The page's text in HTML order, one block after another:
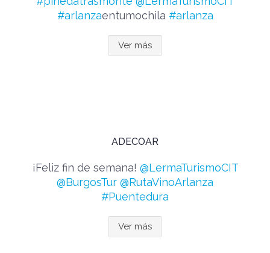
#arlanzaentumochila #arlanza
Ver más
ADECOAR
¡Feliz fin de semana! @LermaTurismoCIT
@BurgosTur @RutaVinoArlanza
#Puentedura
Ver más